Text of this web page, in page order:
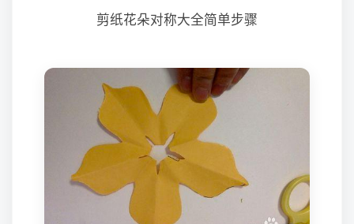
剪纸花朵对称大全简单步骤